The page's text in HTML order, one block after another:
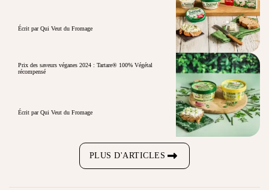
Écrit par Qui Veut du Fromage
Prix des saveurs véganes 2024 : Tartare® 100% Végétal
récompensé
Écrit par Qui Veut du Fromage
PLUS D'ARTICLES